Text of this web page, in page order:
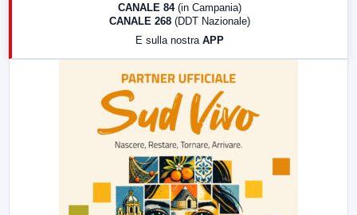
CANALE 84 (in Campania)
CANALE 268 (DDT Nazionale)
E sulla nostra APP